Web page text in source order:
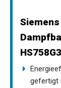
gefertigt